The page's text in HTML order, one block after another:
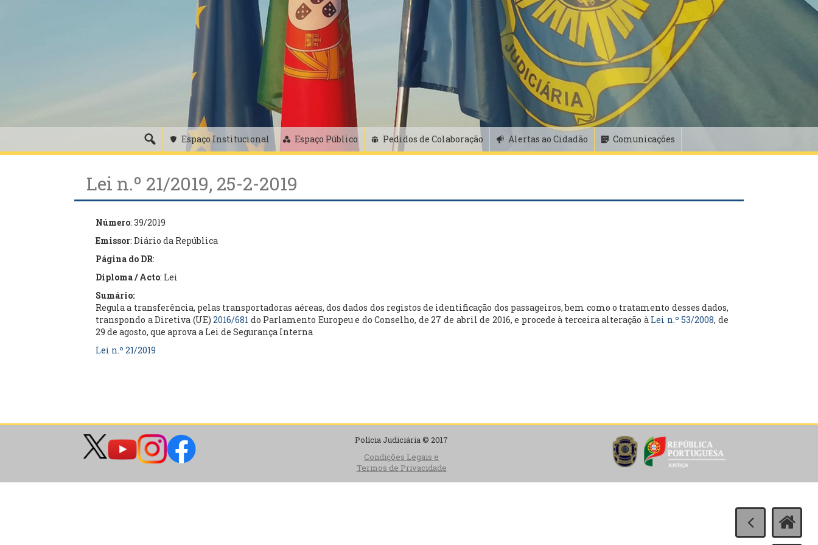
Espaço Institucional Espaço Público Pedidos de Colaboração Alertas ao Cidadão Comunicações
Lei n.º 21/2019, 25-2-2019
Número: 39/2019
Emissor: Diário da República
Página do DR:
Diploma / Acto: Lei
Sumário:
Regula a transferência, pelas transportadoras aéreas, dos dados dos registos de identificação dos passageiros, bem como o tratamento desses dados,
transpondo a Diretiva (UE)2016/681 do Parlamento Europeu e do Conselho, de 27 de abril de 2016, e procede à terceira alteração à Lei n.º 53/2008, de
29 de agosto, que aprova a Lei de Segurança Interna
Lei n.º 21/2019
Polícia Judiciária © 2017
Condições Legais e
Termos de Privacidade